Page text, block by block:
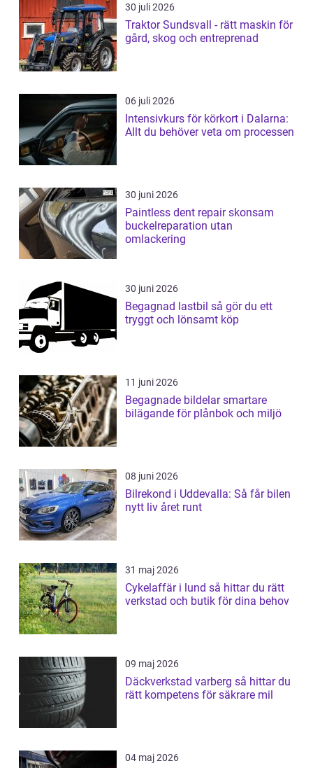
30 juli 2026
Traktor Sundsvall - rätt maskin för
gård, skog och entreprenad
06 juli 2026
Intensivkurs för körkort i Dalarna:
Allt du behöver veta om processen
30 juni 2026
Paintless dent repair skonsam
buckelreparation utan
omlackering
30 juni 2026
Begagnad lastbil så gör du ett
tryggt och lönsamt köp
11 juni 2026
Begagnade bildelar smartare
bilägande för plånbok och miljö
08 juni 2026
Bilrekond i Uddevalla: Så får bilen
nytt liv året runt
31 maj 2026
Cykelaffär i lund så hittar du rätt
verkstad och butik för dina behov
09 maj 2026
Däckverkstad varberg så hittar du
rätt kompetens för säkrare mil
04 maj 2026